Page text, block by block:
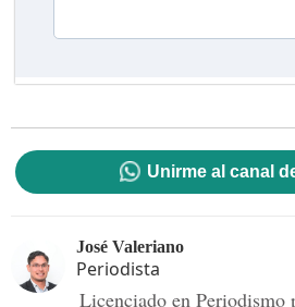
Unirme al canal
José Valeriano
Periodista
Licenciado en